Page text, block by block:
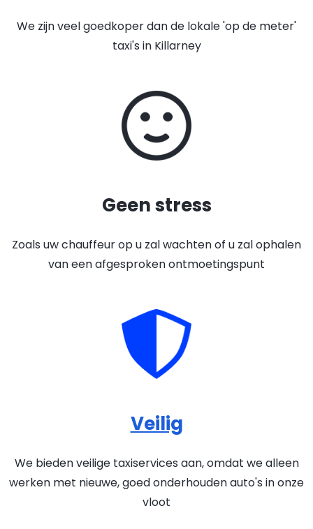
We zijn veel goedkoper dan de lokale 'op de meter'
taxi's in Killarney
Geen stress
Zoals uw chauffeur op u zal wachten of u zal ophalen
van een afgesproken ontmoetingspunt
Veilig
We bieden veilige taxiservices aan, omdat we alleen
werken met nieuwe, goed onderhouden auto's in onze
vloot